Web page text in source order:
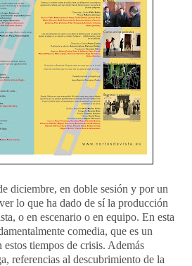
diciembre, en doble sesión y por un
lo que ha dado de sí la producción
o en escenario o en equipo. En esta
comedia, que es un
tiempos de crisis. Además
referencias al descubrimiento de la